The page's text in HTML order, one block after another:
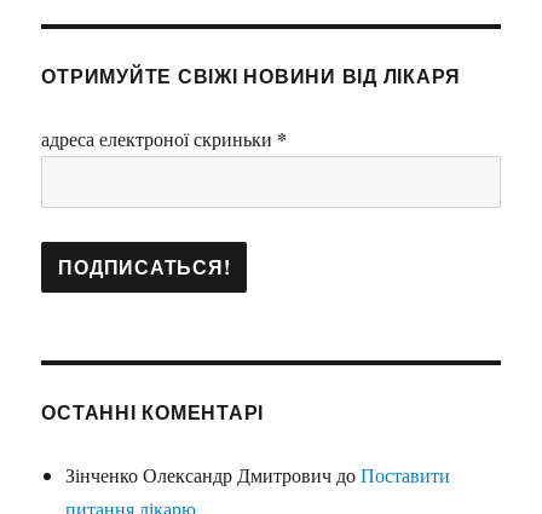
ОТРИМУЙТЕ СВІЖІ НОВИНИ ВІД ЛІКАРЯ
адреса електроної скриньки *
ОСТАННІ КОМЕНТАРІ
Зінченко Олександр Дмитрович доПоставити
питання лікарю